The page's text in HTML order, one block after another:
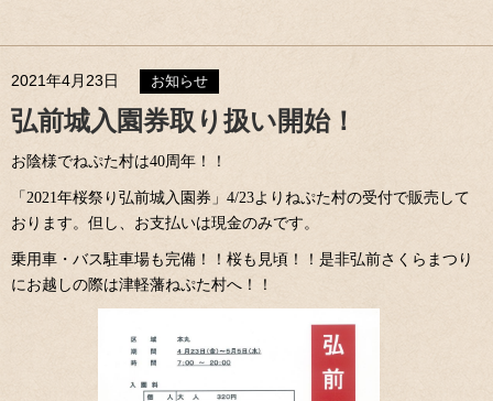
2021年4月23日 お知らせ
弘前城入園券取り扱い開始！
お陰様でねぷた村は40周年！！
「 2021年桜祭り弘前城入園券」 4/23よりねぷた村の受付で販売して
おります。但し、お支払いは現金のみです。
乗用車・バス駐車場も完備！！桜も見頃！！是非弘前さくらまつり
にお越しの際は津軽藩ねぷた村へ！！